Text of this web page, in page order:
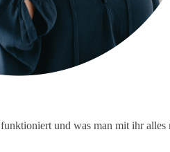
und was man mit ihr